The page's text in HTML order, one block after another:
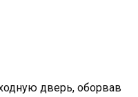
дверь, оборвав